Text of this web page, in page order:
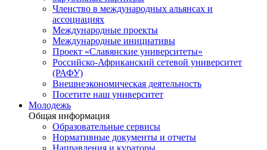
Членство в международных альянсах и
ассоциациях
Международные проекты
Международные инициативы
Проект «Славянские университеты»
Российско-Африканский сетевой университет
(РАФУ)
Внешнеэкономическая деятельность
Посетите наш университет
Молодежь
Общая информация
Образовательные сервисы
Нормативные документы и отчеты
Направления и кураторы